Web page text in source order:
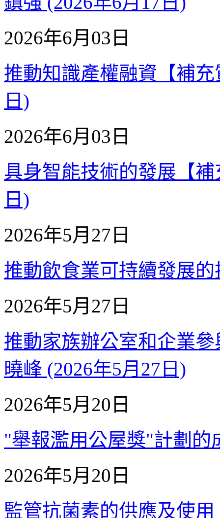
2026年6月03日
推動知識產權融資【補
日)
2026年6月03日
具身智能技術的發展【
日)
2026年5月27日
推動飲食業可持續發展
2026年5月27日
推動家族辦公室和企業
曉峰 (2026年5月27日)
2026年5月20日
"舉報濫用公屋獎"計劃的
2026年5月20日
監管抗菌素的供應及使